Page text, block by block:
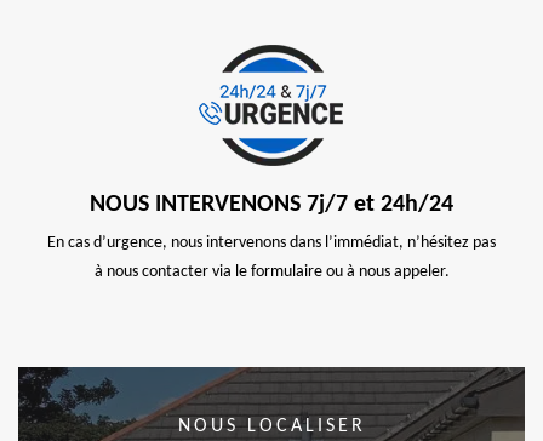
NOUS INTERVENONS 7j/7 et 24h/24
En cas d’urgence, nous intervenons dans l’immédiat, n’hésitez pas
à nous contacter via le formulaire ou à nous appeler.
NOUS LOCALISER